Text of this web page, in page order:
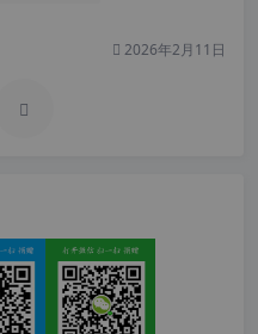
2026年2月11日